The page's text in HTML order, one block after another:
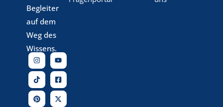
Begleiter
auf dem
Weg des
Wissens.